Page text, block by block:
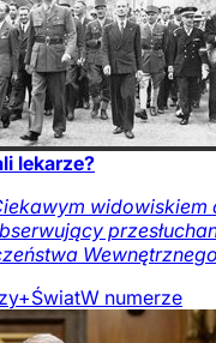
lekarze?
ŚwiatW numerze